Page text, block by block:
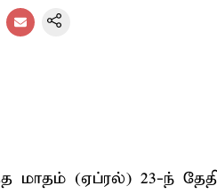
மாதம் (ஏப்ரல்) 23-ந்